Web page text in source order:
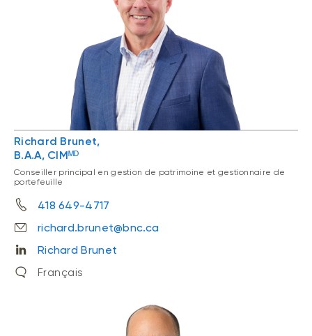
Richard Brunet,
B.A.A, CIMᴹᴰ
Conseiller principal en gestion de patrimoine et gestionnaire de
portefeuille
418 649-4717
richard.brunet@bnc.ca
Richard Brunet
Français